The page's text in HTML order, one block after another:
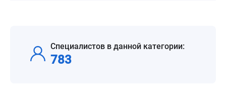
Специалистов в данной категории:
783